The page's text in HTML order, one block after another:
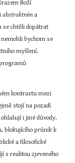
Boží
abstraktním
se chtěli dopátrat
bychom se
myšlení.
kontrastu mezi
stojí na pozadí
i jiné důvody.
blokujícího průnik k
a filosofické
s realitou zjeveného